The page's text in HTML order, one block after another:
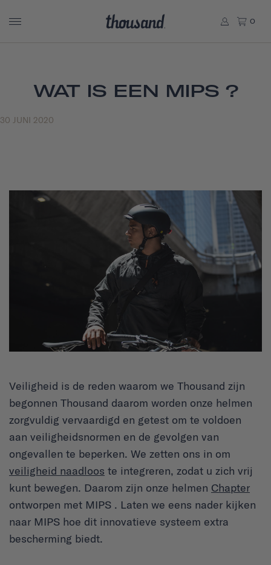
0
WAT IS EEN MIPS ?
30 JUNI 2020
Veiligheid is de reden waarom we Thousand zijn
begonnen Thousand daarom worden onze helmen
zorgvuldig vervaardigd en getest om te voldoen
aan veiligheidsnormen en de gevolgen van
ongevallen te beperken. We zetten ons in om
veiligheid naadloos te integreren, zodat u zich vrij
kunt bewegen. Daarom zijn onze helmen Chapter
ontworpen met MIPS . Laten we eens nader kijken
naar MIPS hoe dit innovatieve systeem extra
bescherming biedt.